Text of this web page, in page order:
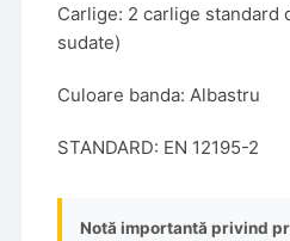
Carlige: 2 carlige standard
sudate)
Culoare banda: Albastru
STANDARD: EN 12195-2
Notă importantă privind